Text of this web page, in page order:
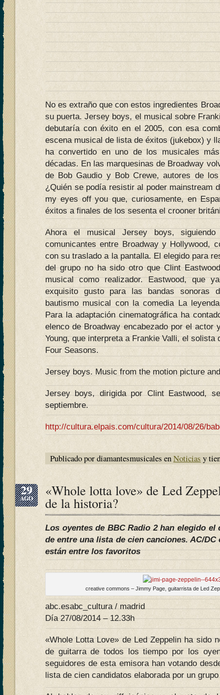
No es extraño que con estos ingredientes
su puerta. Jersey boys, el musical sobre
debutaría con éxito en el 2005, con esa
escena musical de lista de éxitos (jukebox) y
ha convertido en uno de los musicales
décadas. En las marquesinas de Broadway
de Bob Gaudio y Bob Crewe, autores de
¿Quién se podía resistir al poder mainstream
my eyes off you que, curiosamente, en
éxitos a finales de los sesenta el crooner
Ahora el musical Jersey boys,
comunicantes entre Broadway y Hollywood,
con su traslado a la pantalla. El elegido para
del grupo no ha sido otro que Clint
musical como realizador. Eastwood, que
exquisito gusto para las bandas sonoras
bautismo musical con la comedia La
Para la adaptación cinematográfica ha
elenco de Broadway encabezado por el actor
Young, que interpreta a Frankie Valli, el solista
Four Seasons.
Jersey boys. Music from the motion picture
Jersey boys, dirigida por Clint Eastwood,
septiembre.
http://cultura.elpais.com/cultura/2014/08/26/
Publicado por diamantesmusicales enNoticias y
29
AGO «Whole lotta love» de Led
de la historia?
Los oyentes de BBC Radio 2 han elegido el
de entre una lista de cien canciones. AC/DC
están entre los favoritos
creative commons – Jimmy Page, guitarrista de Led
abc.esabc_cultura / madrid
Día 27/08/2014 – 12.33h
«Whole Lotta Love» de Led Zeppelin ha sido
de guitarra de todos los tiempo por los
seguidores de esta emisora han votando
lista de cien candidatos elaborada por un